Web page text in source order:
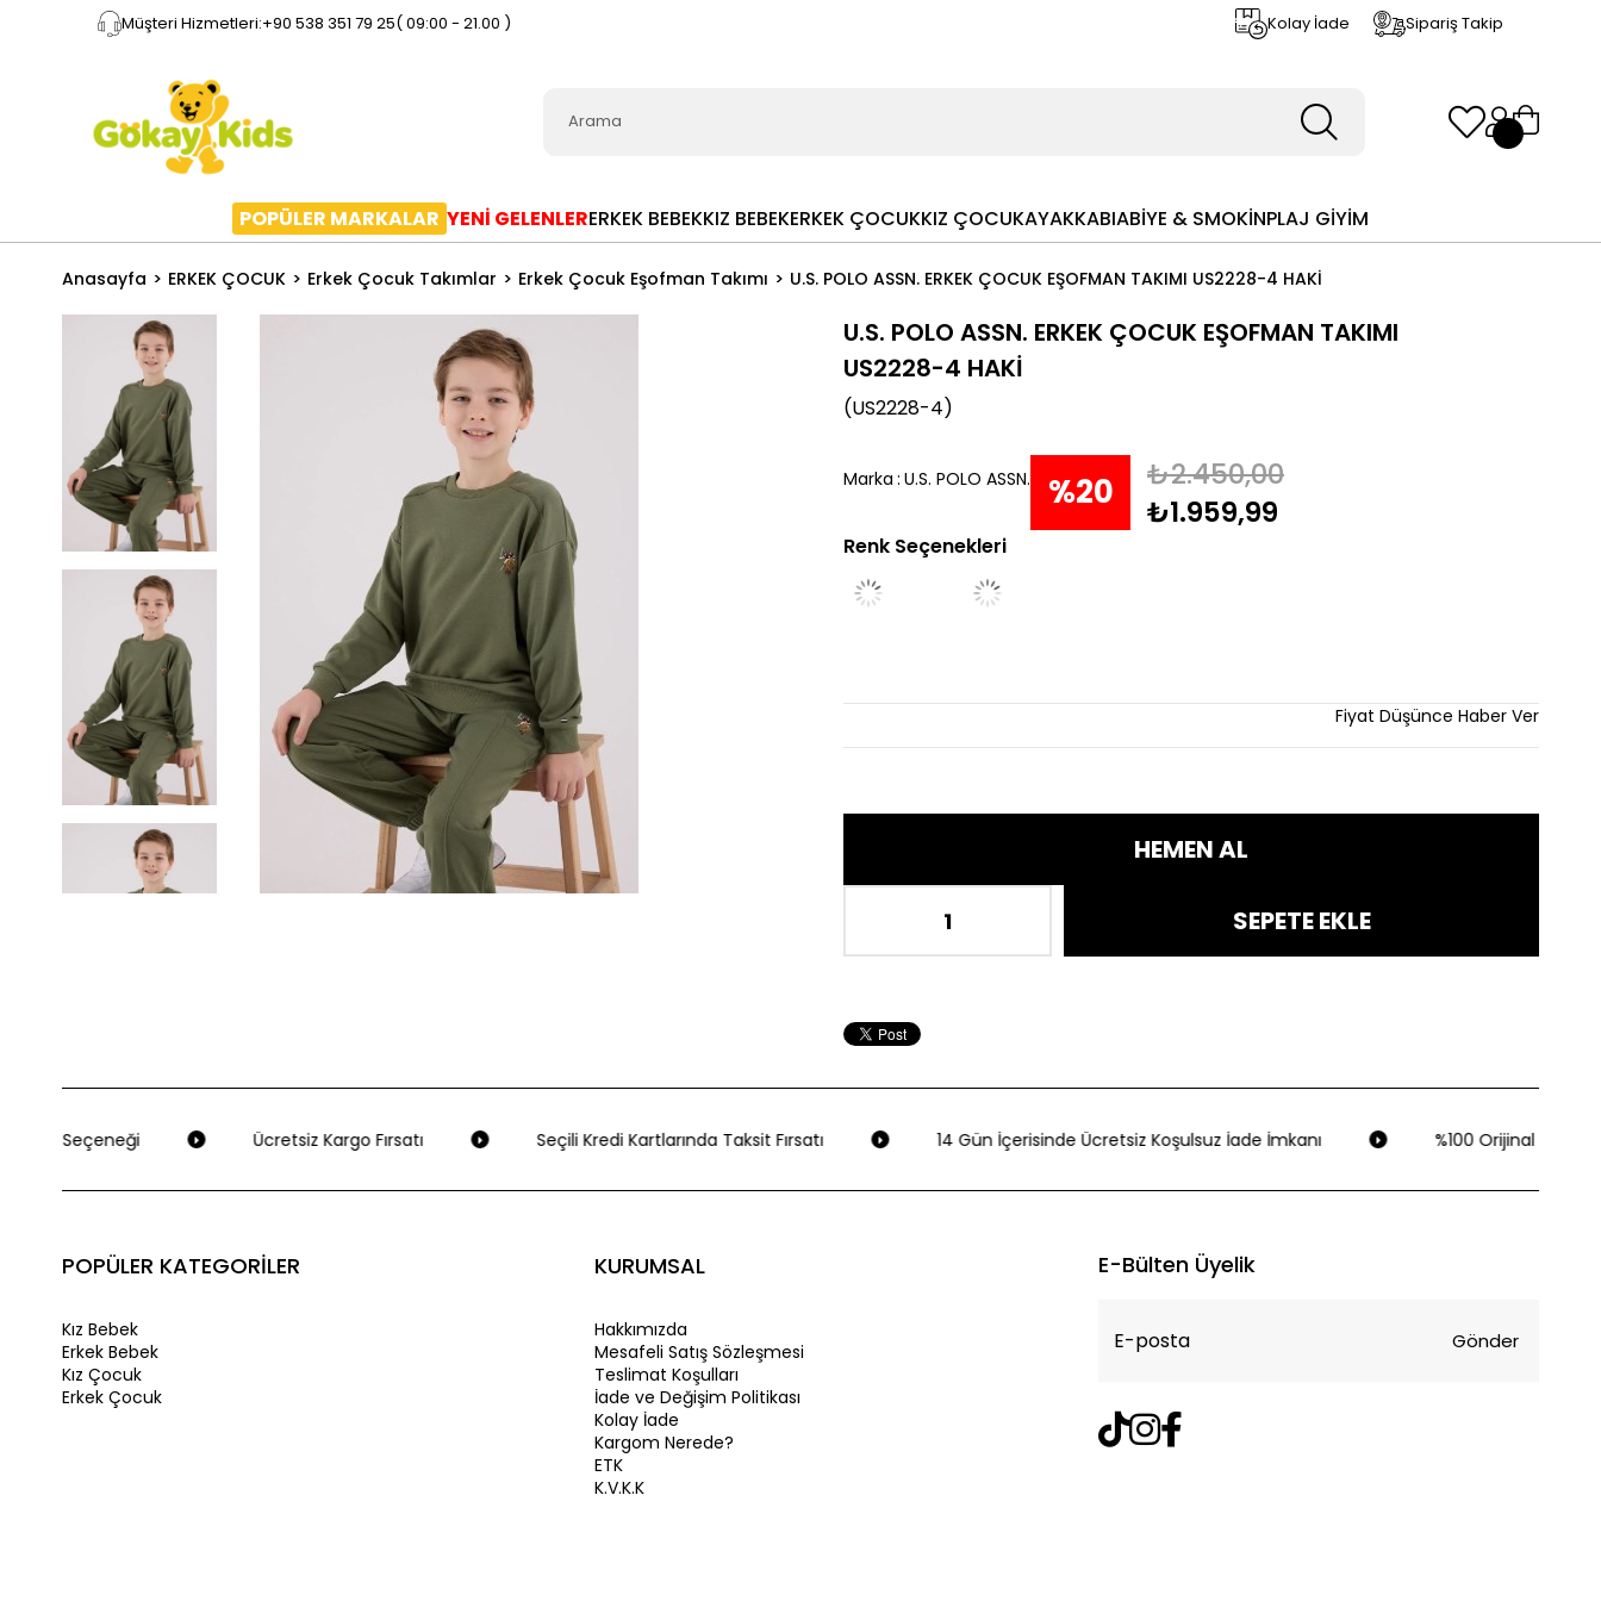
Müşteri Hizmetleri:+90 538 351 79 25( 09:00 - 21.00 ) Kolay İade Sipariş Takip
POPÜLER MARKALAR YENİ GELENLERERKEK BEBEKKIZ BEBEKERKEK ÇOCUKKIZ ÇOCUKAYAKKABIABİYE & SMOKİNPLAJ GİYİM
Anasayfa ERKEK ÇOCUK Erkek Çocuk Takımlar Erkek Çocuk Eşofman Takımı U.S. POLO ASSN. ERKEK ÇOCUK EŞOFMAN TAKIMI US2228-4 HAKİ
U.S. POLO ASSN. ERKEK ÇOCUK EŞOFMAN TAKIMI
US2228-4 HAKİ
(US2228-4)
Marka : U.S. POLO ASSN. %20
₺2.450,00
₺1.959,99
Renk Seçenekleri
Fiyat Düşünce Haber Ver
Seçeneği Ücretsiz Kargo Fırsatı Seçili Kredi Kartlarında Taksit Fırsatı 14 Gün İçerisinde Ücretsiz Koşulsuz İade İmkanı %100 Orijinal Ürün
POPÜLER KATEGORİLER
Kız Bebek
Erkek Bebek
Kız Çocuk
Erkek Çocuk
KURUMSAL
Hakkımızda
Mesafeli Satış Sözleşmesi
Teslimat Koşulları
İade ve Değişim Politikası
Kolay İade
Kargom Nerede?
ETK
K.V.K.K
E-Bülten Üyelik
Gönder